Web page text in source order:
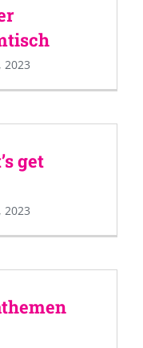
2023
get
2023